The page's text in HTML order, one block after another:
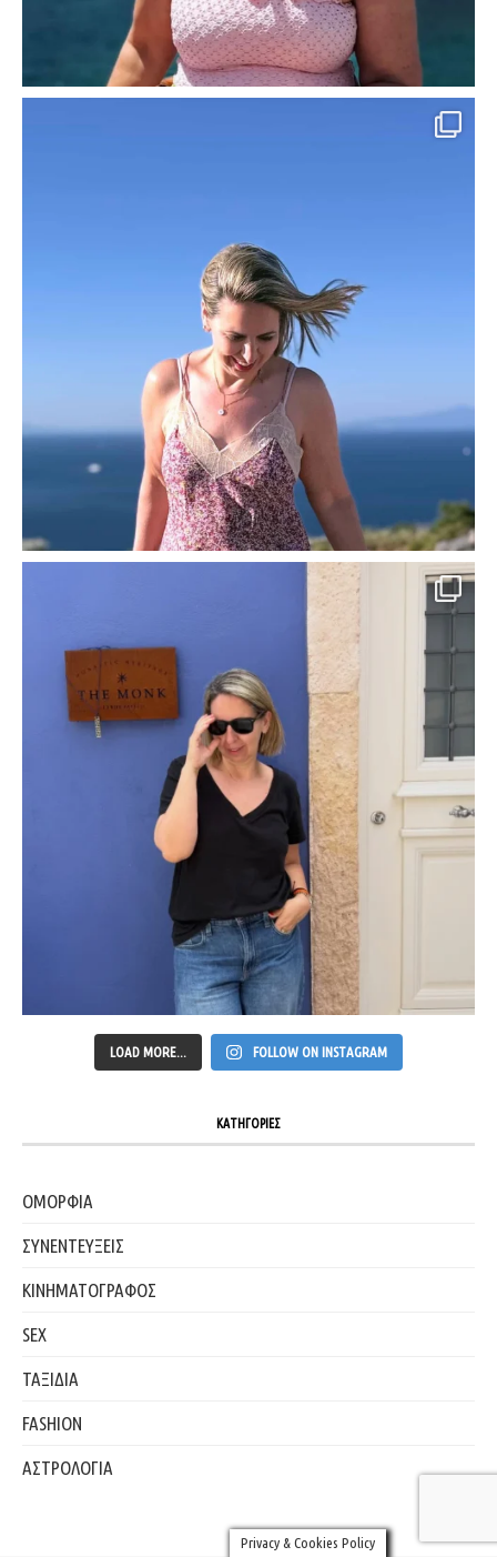
LOAD MORE... FOLLOW ON INSTAGRAM
ΚΑΤΗΓΟΡΙΕΣ
ΟΜΟΡΦΙΑ
ΣΥΝΕΝΤΕΥΞΕΙΣ
ΚΙΝΗΜΑΤΟΓΡΑΦΟΣ
SEX
ΤΑΞΙΔΙΑ
FASHION
ΑΣΤΡΟΛΟΓΙΑ
Privacy & Cookies Policy